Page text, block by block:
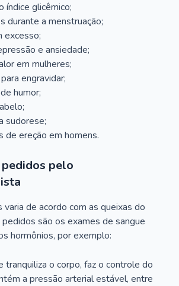
índice glicêmico;
durante a menstruação;
excesso;
e ansiedade;
em mulheres;
engravidar;
humor;
sudorese;
de ereção em homens.
pedidos pelo
de acordo com as queixas do
são os exames de sangue
hormônios, por exemplo:
tranquiliza o corpo, faz o controle do
a pressão arterial estável, entre